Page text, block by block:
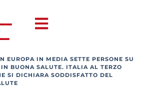
EUROPA IN MEDIA SETTE PERSONE SU
BUONA SALUTE. ITALIA AL TERZO
SI DICHIARA SODDISFATTO DEL